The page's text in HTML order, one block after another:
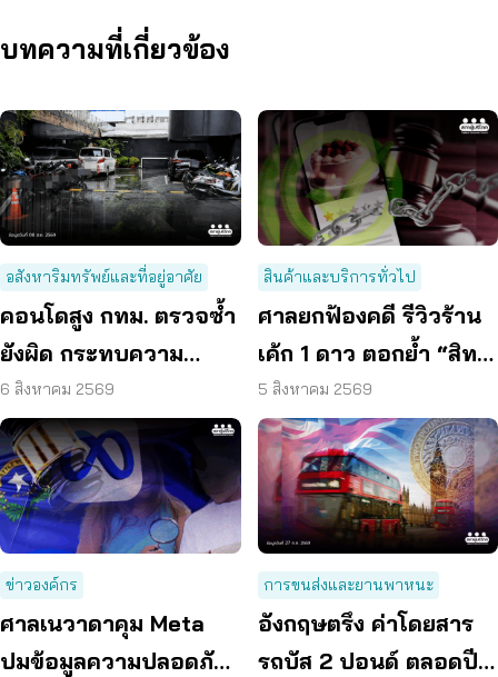
บทความที่เกี่ยวข้อง
อสังหาริมทรัพย์และที่อยู่อาศัย
คอนโดสูง กทม. ตรวจซ้ำ
ยังผิด กระทบความ
ปลอดภัย
6 สิงหาคม 2569
สินค้าและบริการทั่วไป
ศาลยกฟ้องคดี รีวิวร้าน
เค้ก 1 ดาว ตอกย้ำ “สิทธิ
ผู้บริโภค” แสดงความคิด
เห็นโดยสุจริต
5 สิงหาคม 2569
ข่าวองค์กร
ศาลเนวาดาคุม Meta
ปมข้อมูลความปลอดภัย
การขนส่งและยานพาหนะ
อังกฤษตรึง ค่าโดยสาร
รถบัส 2 ปอนด์ ตลอดปี